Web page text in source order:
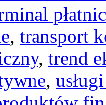
, transport
, trend
,